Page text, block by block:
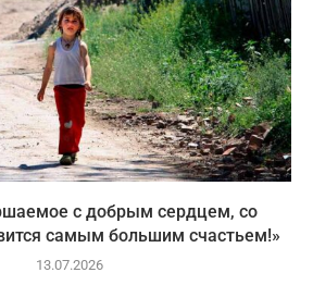
с добрым сердцем, со
самым большим счастьем!»
13.07.2026